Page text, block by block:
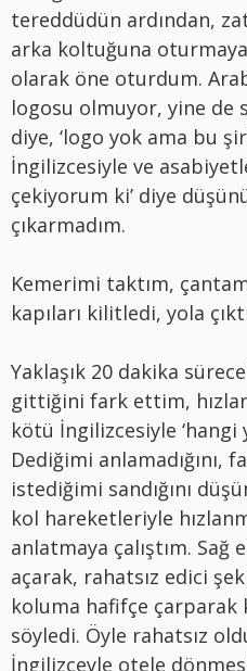
tereddüdün ardından,
arka koltuğuna
olarak öne oturdum.
logosu olmuyor, yine de
diye, ‘logo yok ama bu
İngilizcesiyle ve
çekiyorum ki’ diye
çıkarmadım.
Kemerimi taktım,
kapıları kilitledi, yola
Yaklaşık 20 dakika
gittiğini fark ettim,
kötü İngilizcesiyle ‘hangi
Dediğimi anlamadığını,
istediğimi sandığını
kol hareketleriyle
anlatmaya çalıştım.
açarak, rahatsız edici
koluma hafifçe
söyledi. Öyle rahatsız
İngilizceyle otele